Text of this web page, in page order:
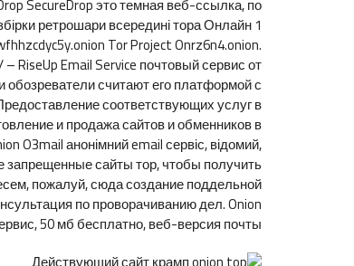
ретрошари всередині тора Онлайн 1
Tor Project Onrz6n4.onion.
RiseUp Email Service почтовый сервис от
обозреватели считают его платформой с
соответствующих услуг в
и продажа сайтов и обменников в
O3mail анонімний email сервіс, відомий,
запрещенные сайты тор, чтобы получить
пожалуй, сюда создание поддельной
по проворачиванию дел. Onion
50 мб бесплатно, веб-версия почты.